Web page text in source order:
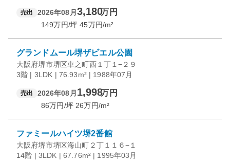
売出 2026年08月 3,180万円
149万円/坪 45万円/m²
グランドムール堺ザビエル公園
大阪府堺市堺区車之町西１丁１−２９
3階 | 3LDK | 76.93m² | 1988年07月
売出 2026年08月 1,998万円
86万円/坪 26万円/m²
ファミールハイツ堺2番館
大阪府堺市堺区海山町２丁１１６−１
14階 | 3LDK | 67.76m² | 1995年03月